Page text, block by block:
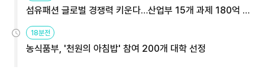
섬유패션 글로벌 경쟁력 키운다…산업부 15개 과제 180억 지
18분전
농식품부, '천원의 아침밥' 참여 200개 대학 선정